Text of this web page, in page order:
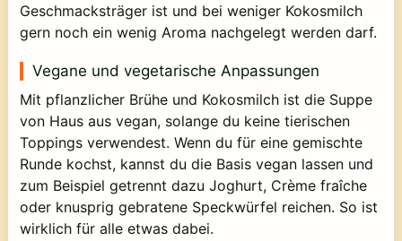
Geschmacksträger ist und bei weniger Kokosmilch
gern noch ein wenig Aroma nachgelegt werden darf.
Vegane und vegetarische Anpassungen
Mit pflanzlicher Brühe und Kokosmilch ist die Suppe
von Haus aus vegan, solange du keine tierischen
Toppings verwendest. Wenn du für eine gemischte
Runde kochst, kannst du die Basis vegan lassen und
zum Beispiel getrennt dazu Joghurt, Crème fraîche
oder knusprig gebratene Speckwürfel reichen. So ist
wirklich für alle etwas dabei.